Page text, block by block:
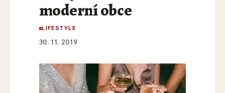
moderní obce
LIFESTYLE
30. 11. 2019